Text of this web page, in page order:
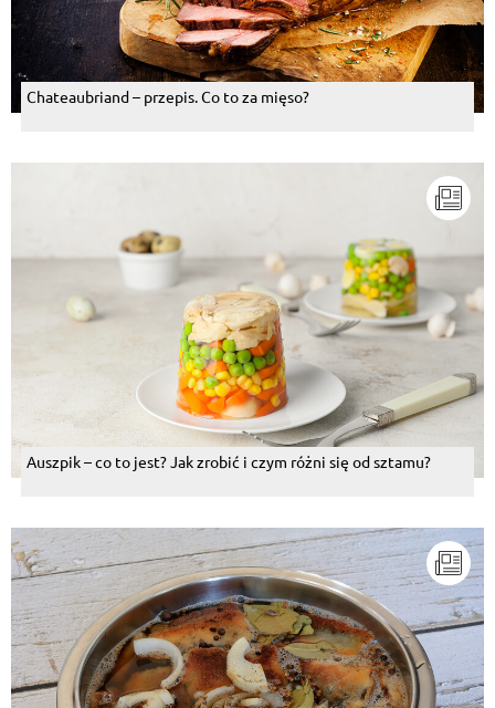
Chateaubriand – przepis. Co to za mięso?
Auszpik – co to jest? Jak zrobić i czym różni się od sztamu?